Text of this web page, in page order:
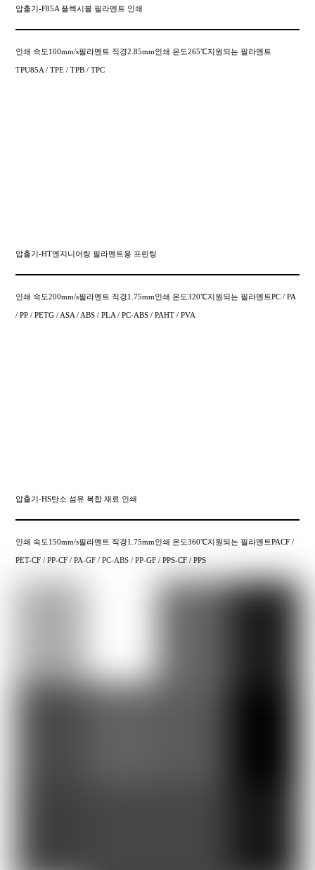
압출기-F85A 플렉시블 필라멘트 인쇄
인쇄 속도100mm/s필라멘트 직경2.85mm인쇄 온도265℃지원되는 필라멘트
TPU85A / TPE / TPB / TPC
압출기-HT엔지니어링 필라멘트용 프린팅
인쇄 속도200mm/s필라멘트 직경1.75mm인쇄 온도320℃지원되는 필라멘트PC / PA
/ PP / PETG / ASA / ABS / PLA / PC-ABS / PAHT / PVA
압출기-HS탄소 섬유 복합 재료 인쇄
인쇄 속도150mm/s필라멘트 직경1.75mm인쇄 온도360℃지원되는 필라멘트PACF /
PET-CF / PP-CF / PA-GF / PC-ABS / PP-GF / PPS-CF / PPS